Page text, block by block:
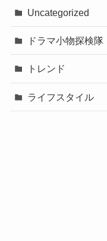
Uncategorized
ドラマ小物探検隊
トレンド
ライフスタイル